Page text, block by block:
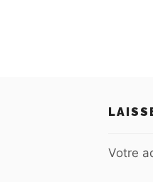
Votre